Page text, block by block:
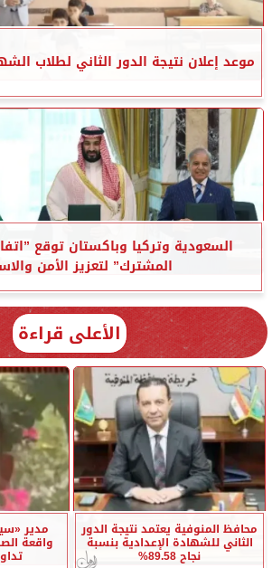
موعد إعلان نتيجة الدور الثاني لطلاب
السعودية وتركيا وباكستان توقع
المشترك” لتعزيز الأمن
الأعلى قراءة
محافظ المنوفية يعتمد نتيجة الدور
الثاني للشهادة الإعدادية بنسبة
نجاح 89.58%
مدير
واقعة